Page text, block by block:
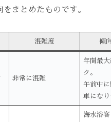
まとめたものです。
混雑度 傾
非常に混雑
年間最
ク。
午前中
車になり
海水浴